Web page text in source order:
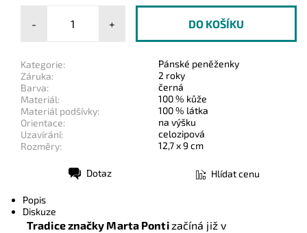
- +
Kategorie:
Pánské peněženky
Záruka:
2 roky
Barva:
černá
Materiál:
100 % kůže
Materiál podšívky:
100 % látka
Orientace:
na výšku
Uzavírání:
celozipová
Rozměry:
12,7 x 9 cm
Dotaz Hlídat cenu
Popis
Diskuze
Tradice značky Marta Pontizačíná již v